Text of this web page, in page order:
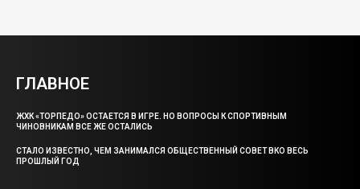
ГЛАВНОЕ
ЖХК «ТОРПЕДО» ОСТАЕТСЯ В ИГРЕ. НО ВОПРОСЫ К СПОРТИВНЫМ
ЧИНОВНИКАМ ВСЕ ЖЕ ОСТАЛИСЬ
СТАЛО ИЗВЕСТНО, ЧЕМ ЗАНИМАЛСЯ ОБЩЕСТВЕННЫЙ СОВЕТ ВКО ВЕСЬ
ПРОШЛЫЙ ГОД